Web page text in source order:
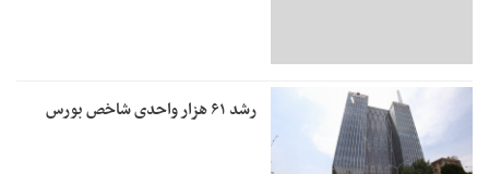
رشد ۶۱ هزار واحدی شاخص بورس